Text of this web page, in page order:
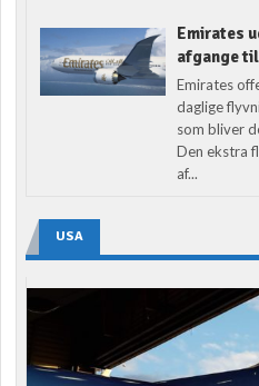
Emirates
afgange
Emirates
daglige
som bliver
Den ekstra
af...
USA